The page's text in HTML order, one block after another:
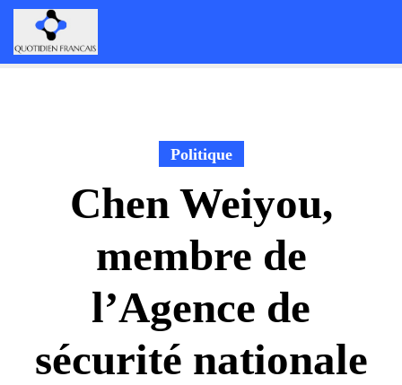
Skip
Politique
Chen Weiyou,
membre de
l’Agence de
sécurité nationale